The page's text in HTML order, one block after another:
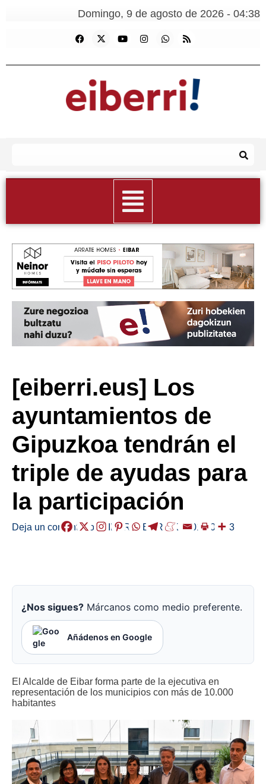
Domingo, 9 de agosto de 2026 - 04:38
[eiberri.eus] Los
ayuntamientos de
Gipuzkoa tendrán el
triple de ayudas para
la participación
Deja un comentario /EIBAR ,HERRIAK /2018-02-03
¿Nos sigues? Márcanos como medio preferente.
Añádenos en Google
El Alcalde de Eibar forma parte de la ejecutiva en
representación de los municipios con más de 10.000
habitantes